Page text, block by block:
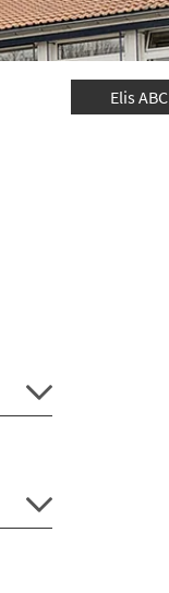
Elis ABC